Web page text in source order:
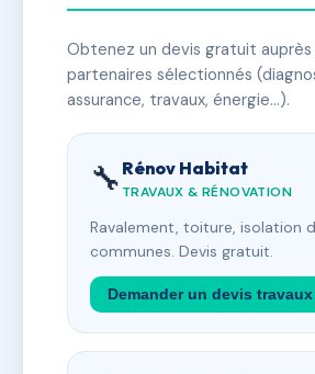
Obtenez un devis gratuit auprès
partenaires sélectionnés
assurance, travaux, énergie…).
🔧 Rénov Habitat
TRAVAUX & RÉNOVATION
Ravalement, toiture, isolation
communes. Devis gratuit.
Demander un devis travaux